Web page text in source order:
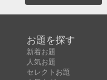
お題を探す
新着お題
人気お題
セレクトお題